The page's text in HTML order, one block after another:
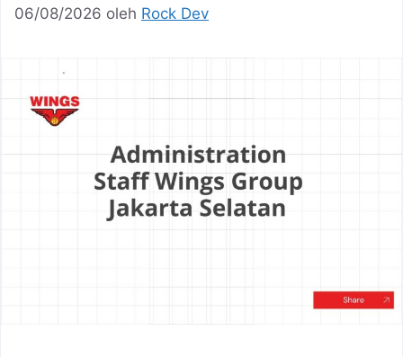
06/08/2026 oleh Rock Dev